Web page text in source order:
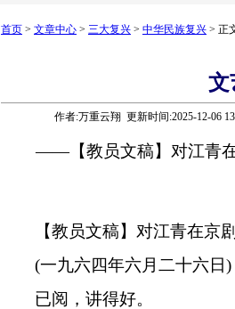
首页 > 文章中心 > 三大复兴 > 中华民族复兴 > 正
文
作者:万重云翔 更新时间:2025-12-06
——【教员文稿】对江青在
【教员文稿】对江青在京剧
(一九六四年六月二十六日)
已阅，讲得好。